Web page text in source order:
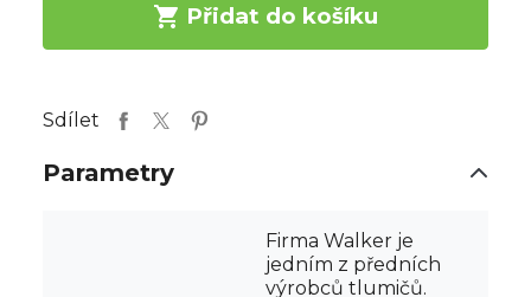
 Přidat do košíku
Sdílet
Parametry
Firma Walker je
jedním z předních
výrobců tlumičů.